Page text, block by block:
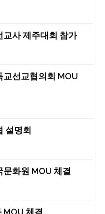
교사 제주대회 참가
교선교협의회 MOU
설명회
문화원 MOU 체결
MOU 체결